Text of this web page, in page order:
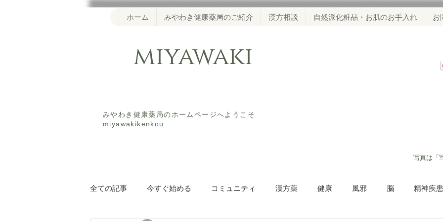
ホーム みやわき健康薬局のご紹介 漢方相談 自然派化粧品・お肌のお手入れ お
miyawaki
​みやわき健康薬局のホームページへようこそ
miyawakikenkou
写真は「
全ての記事 今すぐ始める コミュニティ 漢方薬 健康 風邪 脳 精神疾患